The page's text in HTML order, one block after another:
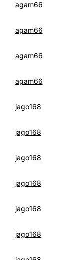
agam66
agam66
agam66
agam66
jago168
jago168
jago168
jago168
jago168
jago168